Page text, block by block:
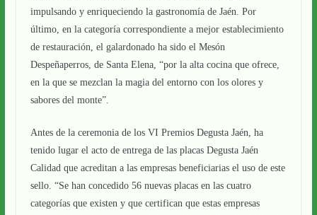
impulsando y enriqueciendo la gastronomía de Jaén. Por
último, en la categoría correspondiente a mejor establecimiento
de restauración, el galardonado ha sido el Mesón
Despeñaperros, de Santa Elena, “por la alta cocina que ofrece,
en la que se mezclan la magia del entorno con los olores y
sabores del monte”.
Antes de la ceremonia de los VI Premios Degusta Jaén, ha
tenido lugar el acto de entrega de las placas Degusta Jaén
Calidad que acreditan a las empresas beneficiarias el uso de este
sello. “Se han concedido 56 nuevas placas en las cuatro
categorías que existen y que certifican que estas empresas